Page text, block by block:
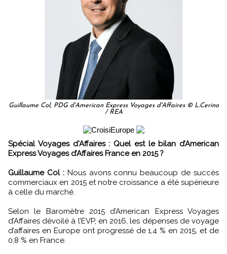
Guillaume Col, PDG d'American Express Voyages d'Affaires © L.Cerino
/ REA
Spécial Voyages d'Affaires : Quel est le bilan d’American
Express Voyages d’Affaires France en 2015 ?
Guillaume Col :Nous avons connu beaucoup de succès
commerciaux en 2015 et notre croissance a été supérieure
à celle du marché.
Selon le Baromètre 2015 d’American Express Voyages
d’Affaires dévoilé à l’EVP, en 2016, les dépenses de voyage
d’affaires en Europe ont progressé de 1,4 % en 2015, et de
0,8 % en France.